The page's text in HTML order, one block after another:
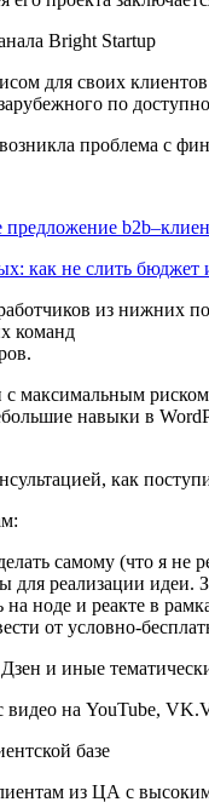
Bright Startup
для своих
по
проблема с
предложение
как не слить бюджет
из нижних
команд
максимальным
навыки в
как
самому (что я
реализации идеи.
ноде и реакте в
от условно-
и иные
на YouTube,
базе
из ЦА с